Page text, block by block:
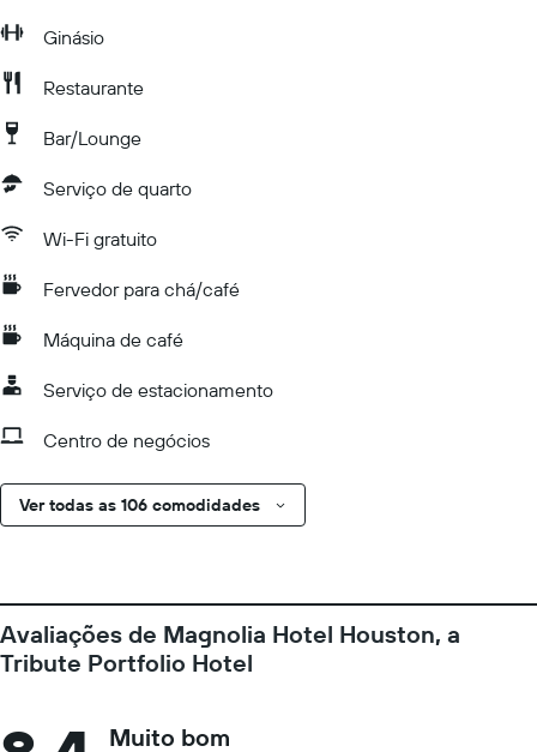
Ginásio
Restaurante
Bar/Lounge
Serviço de quarto
Wi-Fi gratuito
Fervedor para chá/café
Máquina de café
Serviço de estacionamento
Centro de negócios
Ver todas as 106 comodidades
Avaliações de Magnolia Hotel Houston, a
Tribute Portfolio Hotel
Muito bom